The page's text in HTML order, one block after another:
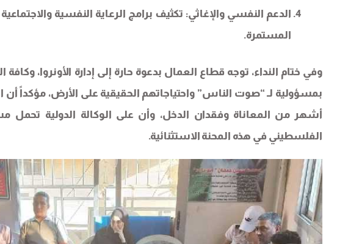
الدعم النفسي والإغاثي: تكثيف برامج الرعاية النفسية
المستمرة.
وفي ختام النداء، توجه قطاع العمال بدعوة حارة إلى إدارة الأونروا،
بمسؤولية لـ “صوت الناس” واحتياجاتهم الحقيقية على الأرض، مؤكداً أن
أشهر من المعاناة وفقدان الدخل، وأن على الوكالة الدولية تحمل
الفلسطيني في هذه المحنة الاستثنائية.